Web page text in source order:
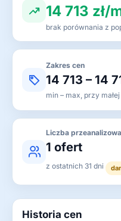
14 713 zł/
brak porównania z
Zakres cen
14 713 – 14
min – max, przy
Liczba
1 ofert
z ostatnich 31 dni
Historia cen